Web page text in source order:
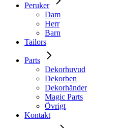
Peruker
Dam
Herr
Barn
Tailors
Parts
Dekorhuvud
Dekorben
Dekorhänder
Magic Parts
Övrigt
Kontakt